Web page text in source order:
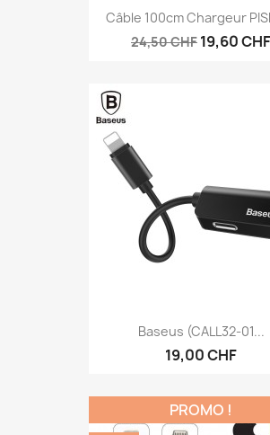
Câble 100cm Chargeur
24,50 CHF 19,60 CHF
Baseus (CALL32-01...
19,00 CHF
PROMO !